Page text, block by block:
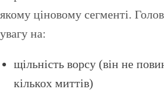
якому ціновому сегменті.
увагу на:
щільність ворсу (він не
кількох миттів)